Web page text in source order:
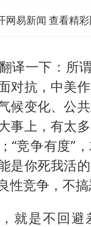
网易新闻 查看精
译一下：所谓
对抗，中美
候变化、公
事上，有太
“竞争有度”
是你死我活
性竞争，不搞
就是不回避